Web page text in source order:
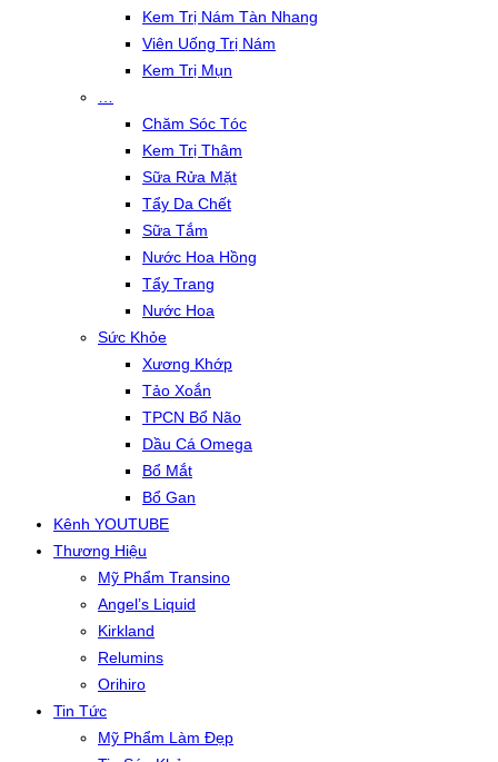
Kem Trị Nám Tàn Nhang
Viên Uống Trị Nám
Kem Trị Mụn
Chăm Sóc Tóc
Kem Trị Thâm
Sữa Rửa Mặt
Tẩy Da Chết
Sữa Tắm
Nước Hoa Hồng
Tẩy Trang
Nước Hoa
Sức Khỏe
Xương Khớp
Tảo Xoắn
TPCN Bổ Não
Dầu Cá Omega
Bổ Mắt
Bổ Gan
Kênh YOUTUBE
Thương Hiệu
Mỹ Phẩm Transino
Angel’s Liquid
Kirkland
Relumins
Orihiro
Tin Tức
Mỹ Phẩm Làm Đẹp